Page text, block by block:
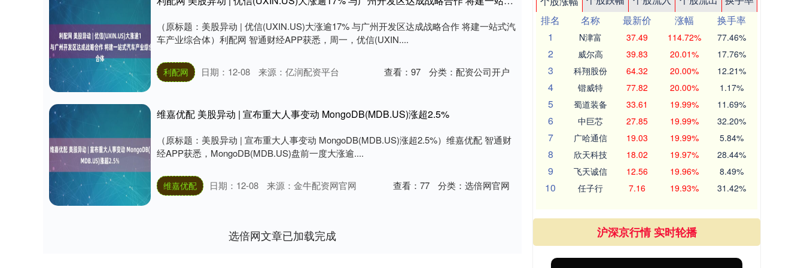
（原标题：美股异动 | 优信(UXIN.US)大涨逾17% 与广州开发区达成战略合作 将建一站式汽
车产业综合体）利配网 智通财经APP获悉，周一，优信(UXIN....
利配网 日期：12-08 来源：亿润配资平台 查看： 97 分类： 配资公司开户
维嘉优配 美股异动 | 宣布重大人事变动 MongoDB(MDB.US)涨超2.5%
（原标题：美股异动 | 宣布重大人事变动 MongoDB(MDB.US)涨超2.5%）维嘉优配 智通财
经APP获悉，MongoDB(MDB.US)盘前一度大涨逾....
维嘉优配 日期：12-08 来源：金牛配资网官网 查看： 77 分类： 选倍网官网
选倍网文章已加载完成
排名
名称 最新价 涨幅
换手率
1
N津富 37.49 114.72% 77.46%
2 威尔高 39.83 20.01% 17.76%
3 科翔股份 64.32 20.00% 12.21%
4 锴威特 77.82 20.00% 1.17%
5 蜀道装备 33.61 19.99% 11.69%
6 中巨芯 27.85 19.99% 32.20%
7 广哈通信 19.03 19.99% 5.84%
8 欣天科技 18.02 19.97% 28.44%
9 飞天诚信 12.56 19.96% 8.49%
10 任子行 7.16 19.93% 31.42%
沪深京行情 实时轮播